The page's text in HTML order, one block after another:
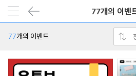
77개의 이벤
77개의 이벤트